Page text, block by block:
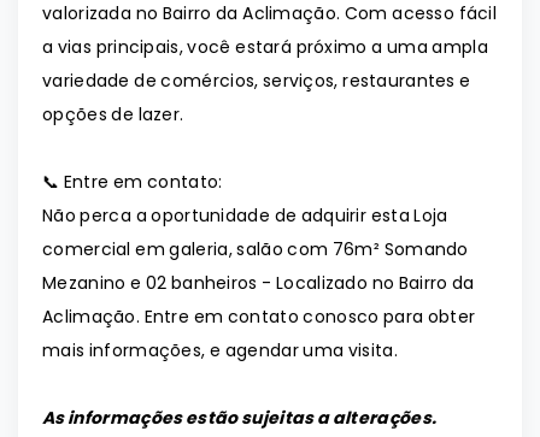
valorizada no Bairro da Aclimação. Com acesso fácil
a vias principais, você estará próximo a uma ampla
variedade de comércios, serviços, restaurantes e
opções de lazer.
📞 Entre em contato:
Não perca a oportunidade de adquirir esta Loja
comercial em galeria, salão com 76m² Somando
Mezanino e 02 banheiros - Localizado no Bairro da
Aclimação. Entre em contato conosco para obter
mais informações, e agendar uma visita.
As informações estão sujeitas a alterações.